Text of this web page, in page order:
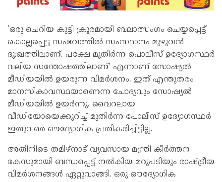
'ഒരു ചെറിയ കുട്ടി ക്രൂരമായി ബലാത്സംഗം ചെയ്യപ്പെട്ട്
കൊല്ലപ്പെട്ട സംഭവത്തില്‍ സംസ്ഥാനം മുഴുവന്‍
ദുഃഖത്തിലാണ്. പക്ഷേ മുതിര്‍ന്ന പൊലീസ് ഉദ്യോഗസ്ഥര്‍
വലിയ സന്തോഷത്തിലാണ്' എന്നാണ് സോഷ്യല്‍
മീഡിയയില്‍ ഉയരുന്ന വിമര്‍ശനം. ഇത് എന്തുതരം
മാനസികാവസ്ഥയാണെന്ന ചോദ്യവും സോഷ്യല്‍
മീഡിയയില്‍ ഉയര്‍ന്നു. വൈറലായ
വീഡിയോയെക്കുറിച്ച് മുതിര്‍ന്ന പോലീസ് ഉദ്യോഗസ്ഥര്‍
ഇതുവരെ ഔദ്യോഗിക പ്രതികരിച്ചിട്ടില്ല.
അതിനിടെ തമിഴ്‌നാട് വ്യവസായ മന്ത്രി കീര്‍ത്തന
കേസുമായി ബന്ധപ്പെട്ട് നല്‍കിയ മറുപടിയും രാഷ്ട്രീയ
വിമര്‍ശനങ്ങള്‍ ഏറ്റുവാങ്ങി. ഒരു ഔദ്യോഗിക